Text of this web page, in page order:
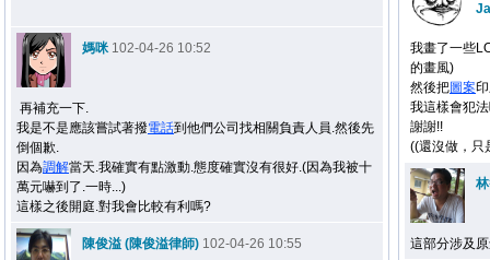
媽咪102-04-26 10:52
再補充一下.
我是不是應該嘗試著撥電話到他們公司找相關負責人員.然後先
倒個歉.
因為調解當天.我確實有點激動.態度確實沒有很好.(因為我被十
萬元嚇到了.一時...)
這樣之後開庭.對我會比較有利嗎?
陳俊溢 (陳俊溢律師) 102-04-26 10:55
我畫了一些
的畫風)
然後把圖案
我這樣會犯
謝謝!!
((還沒做，只
這部分涉及